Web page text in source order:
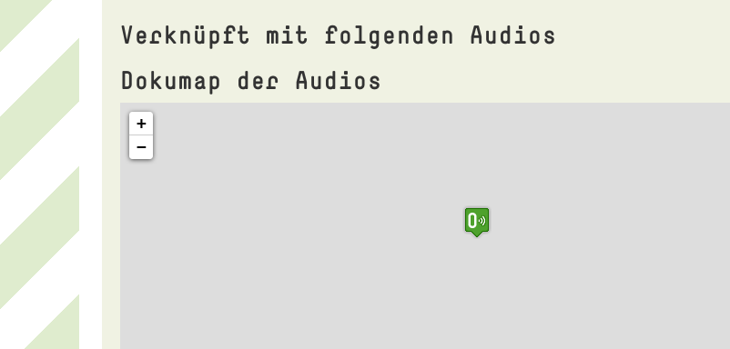
Verknüpft mit folgenden Audios
Dokumap der Audios